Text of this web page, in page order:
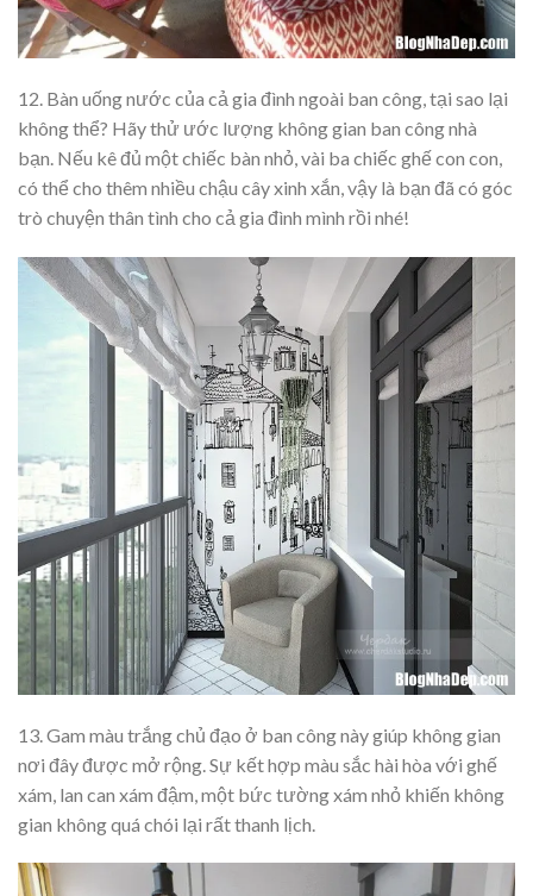
12. Bàn uống nước của cả gia đình ngoài ban công, tại sao lại
không thể? Hãy thử ước lượng không gian ban công nhà
bạn. Nếu kê đủ một chiếc bàn nhỏ, vài ba chiếc ghế con con,
có thể cho thêm nhiều chậu cây xinh xắn, vậy là bạn đã có góc
trò chuyện thân tình cho cả gia đình mình rồi nhé!
13. Gam màu trắng chủ đạo ở ban công này giúp không gian
nơi đây được mở rộng. Sự kết hợp màu sắc hài hòa với ghế
xám, lan can xám đậm, một bức tường xám nhỏ khiến không
gian không quá chói lại rất thanh lịch.